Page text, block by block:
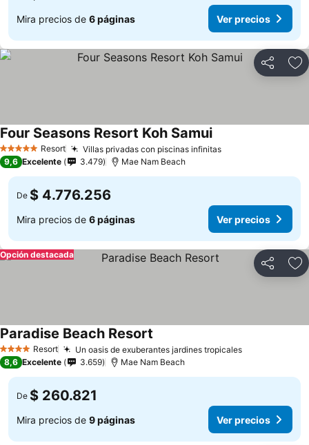
Mira precios de 6 páginas Ver precios
Compartir
5 Estrellas Resort Villas privadas con piscinas infinitasVer precios
Four Seasons Resort Koh SamuiVer precios
9,6 Excelente 3.479 Mae Nam Beach
De $ 4.776.256
Mira precios de 6 páginas Ver precios
Compartir
Opción destacada
4 EstrellasResort Un oasis de exuberantes jardines tropicalesVer precios
Paradise Beach Resort
8,6 Excelente 3.659 Mae Nam Beach
De $ 260.821
Mira precios de 9 páginas Ver precios